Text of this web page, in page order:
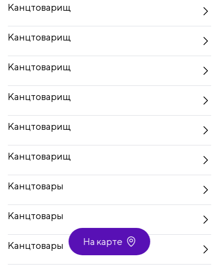
На карте
Канцтоварищ
Канцтоварищ
Канцтоварищ
Канцтоварищ
Канцтоварищ
Канцтоварищ
Канцтовары
Канцтовары
Канцтовары